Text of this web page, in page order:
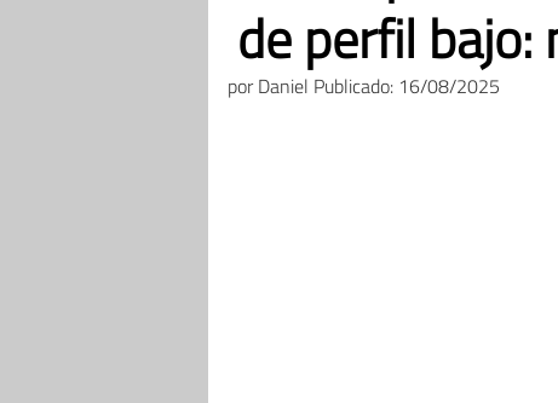
de perfil
porDaniel Publicado: 16/08/2025